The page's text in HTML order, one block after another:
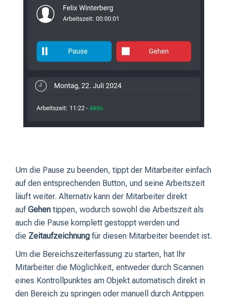
Um die Pause zu beenden, tippt der Mitarbeiter einfach
auf den entsprechenden Button, und seine Arbeitszeit
läuft weiter. Alternativ kann der Mitarbeiter direkt
aufGehen tippen, wodurch sowohl die Arbeitszeit als
auch die Pause komplett gestoppt werden und
die Zeitaufzeichnung für diesen Mitarbeiter beendet ist.
Um die Bereichszeiterfassung zu starten, hat Ihr
Mitarbeiter die Möglichkeit, entweder durch Scannen
eines Kontrollpunktes am Objekt automatisch direkt in
den Bereich zu springen oder manuell durch Antippen